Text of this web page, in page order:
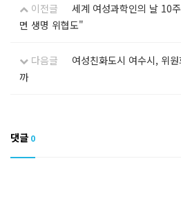
이전글
세계 여성과학인의 날 10
면 생명 위협도"
다음글
여성친화도시 여수시, 위
까
댓글 0